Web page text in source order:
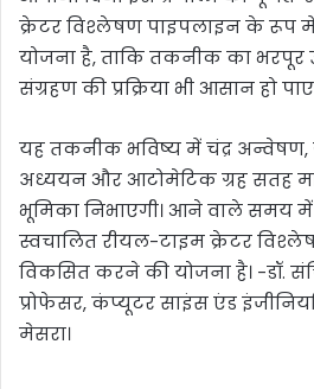
क्रेटर विश्लेषण पाइपलाइन के रूप
योजना है, ताकि तकनीक का भरपूर
संग्रहण की प्रक्रिया भी आसान हो
यह तकनीक भविष्य में चंद्र
अध्ययन और आटोमेटिक ग्रह सतह
भूमिका निभाएगी। आने वाले समय में
स्वचालित रीयल-टाइम क्रेटर
विकसित करने की योजना है। -डॉ.
प्रोफेसर, कंप्यूटर साइंस एंड
मेसरा।